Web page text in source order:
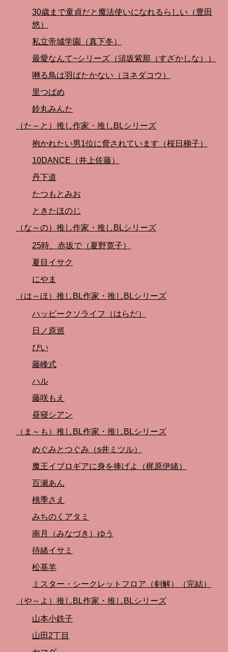
30歳まで童貞だと魔法使いになれるらしい（豊田
悠）
私立帝城学園（真下冬）
最愛なんて~シリーズ（須坂紫那（すざかしな））
囀る鳥は羽ばたかない（ヨネダコウ）
里つばめ
鈴丸みんた
（た～と）推し作家・推しBLシリーズ
抱かれたい男1位に脅されています（桜日梯子）
10DANCE（井上佐藤）
丹下道
たつもとみお
ときたほのじ
（な～の）推し作家・推しBLシリーズ
25時、赤坂で（夏野寛子）
夏目イサク
にやま
（は～ほ）推しBL作家・推しBLシリーズ
ハッピークソライフ（はらだ）
日ノ原巡
ぴい
藤峰式
ハル
藤咲もえ
昼寝シアン
（ま～も）推しBL作家・推しBLシリーズ
めぐみとつぐみ（s井ミツル）
魔王イブロギアに身を捧げよ（梶原伊緒）
百瀬あん
桃季さえ
みちのくアタミ
南月（みなづき）ゆう
待緒イサミ
松基羊
ミスター・シークレットフロア（剣解）（完結）
（や～よ）推しBL作家・推しBLシリーズ
山本小鉄子
山田2丁目